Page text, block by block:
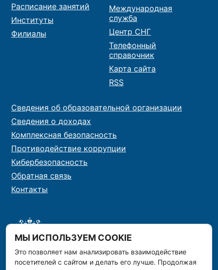
МЫ ИСПОЛЬЗУЕМ COOKIE
Это позволяет нам анализировать взаимодействие
посетителей с сайтом и делать его лучше. Продолжая
Расписание занятий
Институты
Филиалы
Международная
служба
Центр СНГ
Телефонный
справочник
Карта сайта
RSS
Сведения об образовательной организации
Сведения о доходах
Комплексная безопасность
Противодействие коррупции
Кибербезопасность
Обратная связь
Контакты